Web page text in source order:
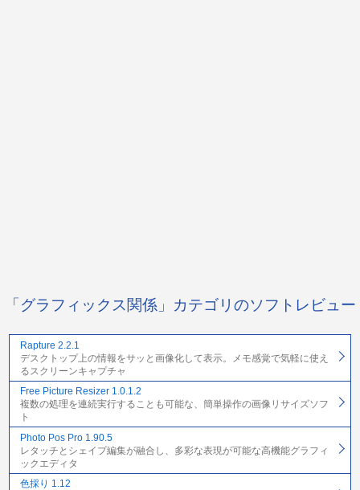
「グラフィックス関係」カテゴリのソフトレビュー
Rapture 2.2.1
デスクトップ上の情報をサッと画像化して表示。メモ感覚で気軽に使え
るスクリーンキャプチャ
Free Picture Resizer 1.0.1.2
複数の処理を連続実行することも可能な、簡単操作の画像リサイズソフ
ト
Photo Pos Pro 1.90.5
レタッチとシェイプ編集が融合し、多彩な表現が可能な高機能グラフィ
ックエディタ
色採り 1.12